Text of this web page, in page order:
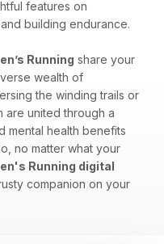
features on
building endurance.
Running share your
wealth of
the winding trails or
are united through a
mental health benefits
no matter what your
Running digital
companion on your